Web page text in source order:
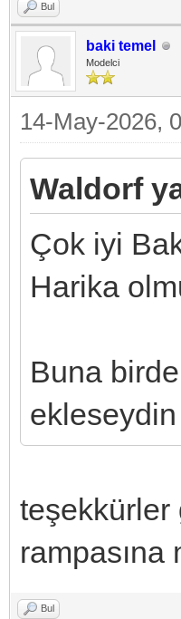
Bul
baki temel
Modelci
14-May-2026,
Waldorf
Çok iyi
Harika
Buna
teşekkürler
rampasına
Bul